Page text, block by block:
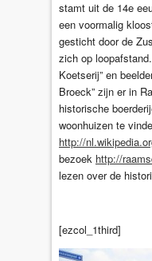
stamt uit de 14e
een voormalig
gesticht door de
zich op
Koetserij” en
Broeck” zijn er in
historische
woonhuizen te
http://
bezoek http://
lezen over de
[ezcol_1third]